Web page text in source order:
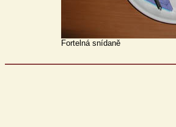
Fortelná snídaně